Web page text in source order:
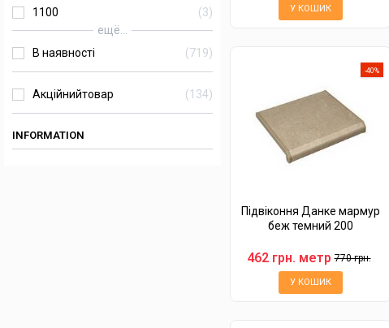
У КОШИК
-40%
Підвіконня Данке мармур
беж темний 200
462 грн. метр770 грн.
У КОШИК
1100
3
ещё...
В наявності
719
Акційнийтовар 134
INFORMATION